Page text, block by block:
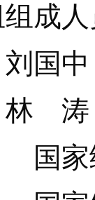
成人
国中
涛
统